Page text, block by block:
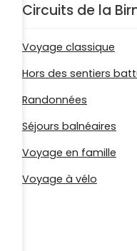
Circuits de la
Voyage classique
Hors des sentiers
Randonnées
Séjours balnéaires
Voyage en famille
Voyage à vélo